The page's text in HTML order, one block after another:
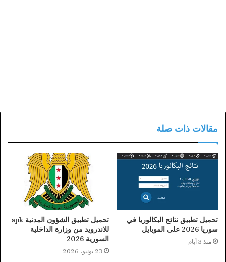
مقالات ذات صلة
تحميل تطبيق نتائج البكالوريا في
سوريا 2026 على الموبايل
منذ 3 أيام
تحميل تطبيق الشؤون المدنية apk
للاندرويد من وزارة الداخلية
السورية 2026
23 يونيو، 2026